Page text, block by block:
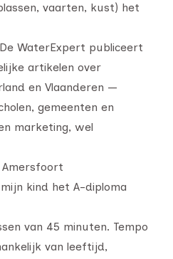
vaarten, kust) het
WaterExpert publiceert
artikelen over
en Vlaanderen —
gemeenten en
marketing, wel
Amersfoort
kind het A-diploma
van 45 minuten. Tempo
van leeftijd,